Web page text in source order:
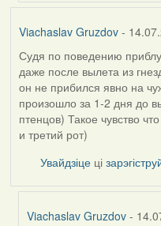
(госць)
Viachaslav Gruzdov-
Судя по поведению
даже после вылета из
он не прибился явно на
произошло за 1-2 дня до
птенцов) Такое чувство
и третий рот)
Увайдзіце ці
Viachaslav Gruzdov -